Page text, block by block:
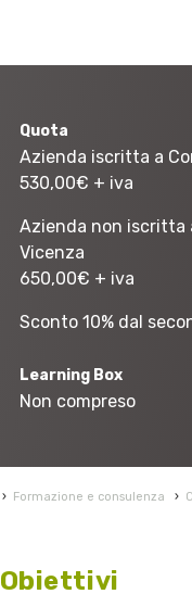
Quota
Azienda iscritta a
530,00€ + iva
Azienda non iscritta
Vicenza
650,00€ + iva
Sconto 10% dal
Learning Box
Non compreso
› Formazione e consulenza ›
Obiettivi